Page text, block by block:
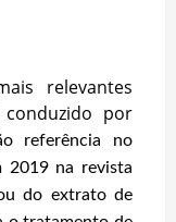
relevantes
por
referência no
2019 na revista
do extrato de